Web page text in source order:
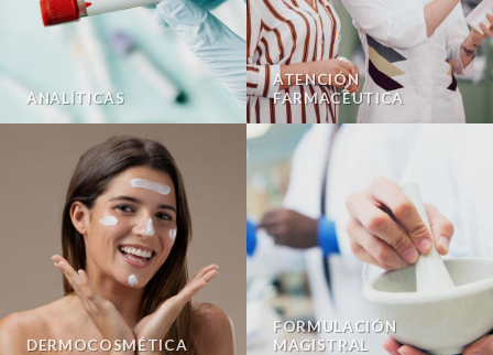
ANALÍTICAS
ATENCIÓN
FARMACÉUTICA
DERMOCOSMÉTICA
FORMULACIÓN
MAGISTRAL